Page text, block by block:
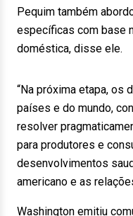
Pequim também
específicas com base
doméstica, disse ele.
“Na próxima etapa, os
países e do mundo,
resolver
para produtores e
desenvolvimentos
americano e as
Washington emitiu